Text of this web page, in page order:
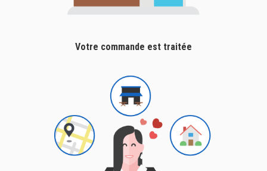
Votre commande est traitée